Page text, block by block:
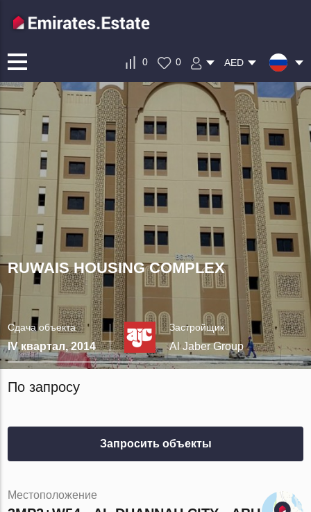
0 0 AED
RUWAIS HOUSING COMPLEX
Сдача объекта
IV квартал, 2014
Застройщик
Al Jaber Group
По запросу
Запросить объекты
Местоположение